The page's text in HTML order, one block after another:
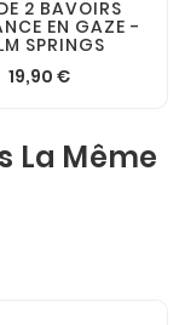
2 BAVOIRS
EN GAZE -
SPRINGS
19,90 €
La Même